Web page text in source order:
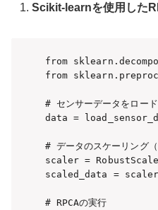
Scikit-learnを使用した
from
from
# センサーデータをロード
data =
# データのスケーリング（
scaler =
scaled_data =
# RPCAの実行